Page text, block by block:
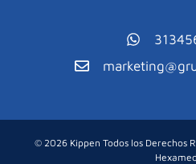
© 2026 Kippen Todos los Derechos